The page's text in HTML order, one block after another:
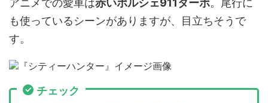
も使っているシーンがありますが、目立ちそうで
す。
チェック